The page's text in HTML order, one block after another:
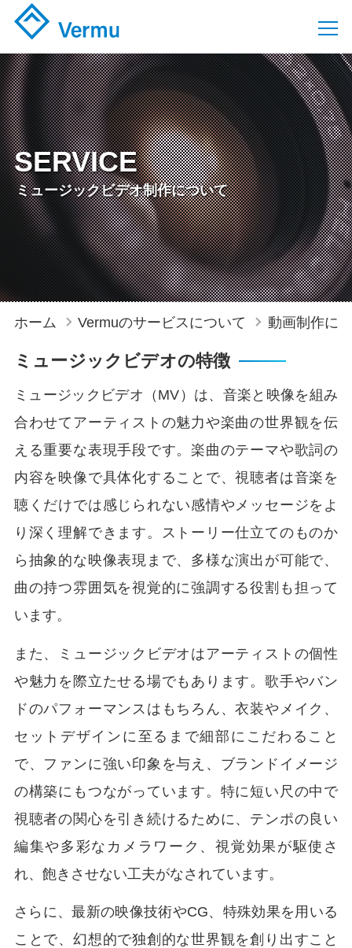
SERVICE
ミュージックビデオ制作について
ホーム Vermuのサービスについて 動画制作に
ミュージックビデオの特徴
ミュージックビデオ（MV）は、音楽と映像を組み
合わせてアーティストの魅力や楽曲の世界観を伝
える重要な表現手段です。楽曲のテーマや歌詞の
内容を映像で具体化することで、視聴者は音楽を
聴くだけでは感じられない感情やメッセージをよ
り深く理解できます。ストーリー仕立てのものか
ら抽象的な映像表現まで、多様な演出が可能で、
曲の持つ雰囲気を視覚的に強調する役割も担って
います。
また、ミュージックビデオはアーティストの個性
や魅力を際立たせる場でもあります。歌手やバン
ドのパフォーマンスはもちろん、衣装やメイク、
セットデザインに至るまで細部にこだわること
で、ファンに強い印象を与え、ブランドイメージ
の構築にもつながっています。特に短い尺の中で
視聴者の関心を引き続けるために、テンポの良い
編集や多彩なカメラワーク、視覚効果が駆使さ
れ、飽きさせない工夫がなされています。
さらに、最新の映像技術やCG、特殊効果を用いる
ことで、幻想的で独創的な世界観を創り出すこと